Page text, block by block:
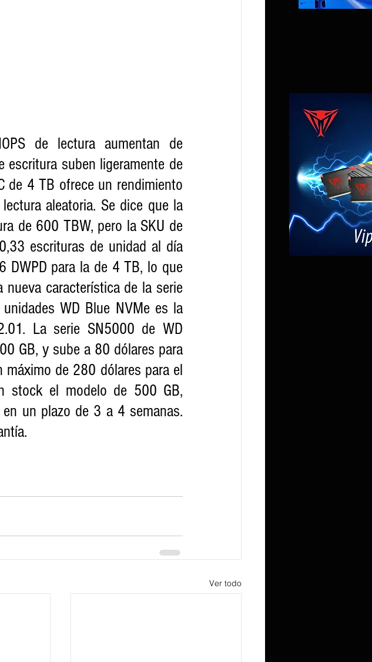
de lectura aumentan de
escritura suben ligeramente de
de 4 TB ofrece un rendimiento
aleatoria. Se dice que la
de 600 TBW, pero la SKU de
escrituras de unidad al día
DWPD para la de 4 TB, lo que
nueva característica de la serie
WD Blue NVMe es la
La serie SN5000 de WD
GB, y sube a 80 dólares para
de 280 dólares para el
stock el modelo de 500 GB,
un plazo de 3 a 4 semanas.
Ver todo